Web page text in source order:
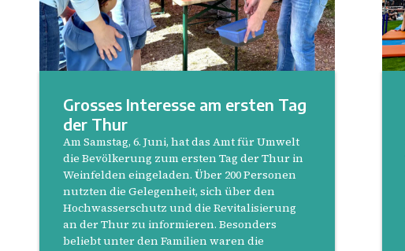
Grosses Interesse am ersten Tag
der Thur
Am Samstag, 6. Juni, hat das Amt für Umwelt
die Bevölkerung zum ersten Tag der Thur in
Weinfelden eingeladen. Über 200 Personen
nutzten die Gelegenheit, sich über den
Hochwasserschutz und die Revitalisierung
an der Thur zu informieren. Besonders
beliebt unter den Familien waren die